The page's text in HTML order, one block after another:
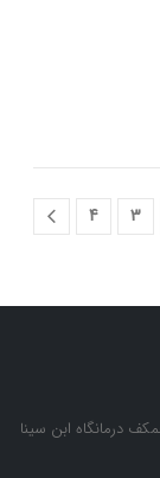
3
4
درمانگاه ابن سینا